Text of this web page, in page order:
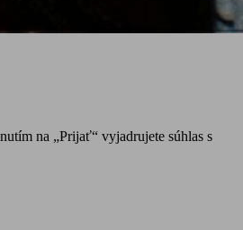
na „Prijať“ vyjadrujete súhlas s